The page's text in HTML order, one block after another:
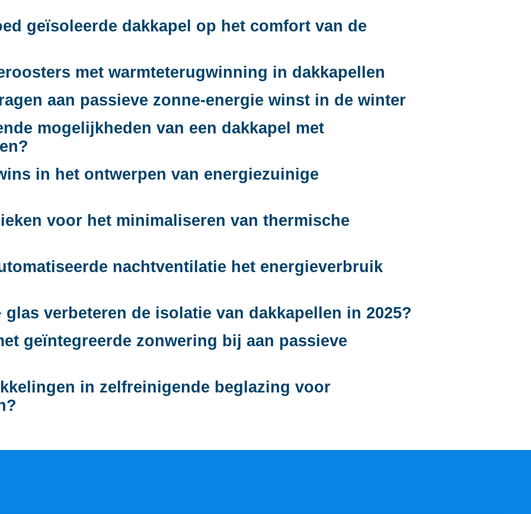
geïsoleerde dakkapel op het comfort van de
met warmteterugwinning in dakkapellen
aan passieve zonne-energie winst in de winter
mogelijkheden van een dakkapel met
in het ontwerpen van energiezuinige
voor het minimaliseren van thermische
nachtventilatie het energieverbruik
verbeteren de isolatie van dakkapellen in 2025?
geïntegreerde zonwering bij aan passieve
in zelfreinigende beglazing voor